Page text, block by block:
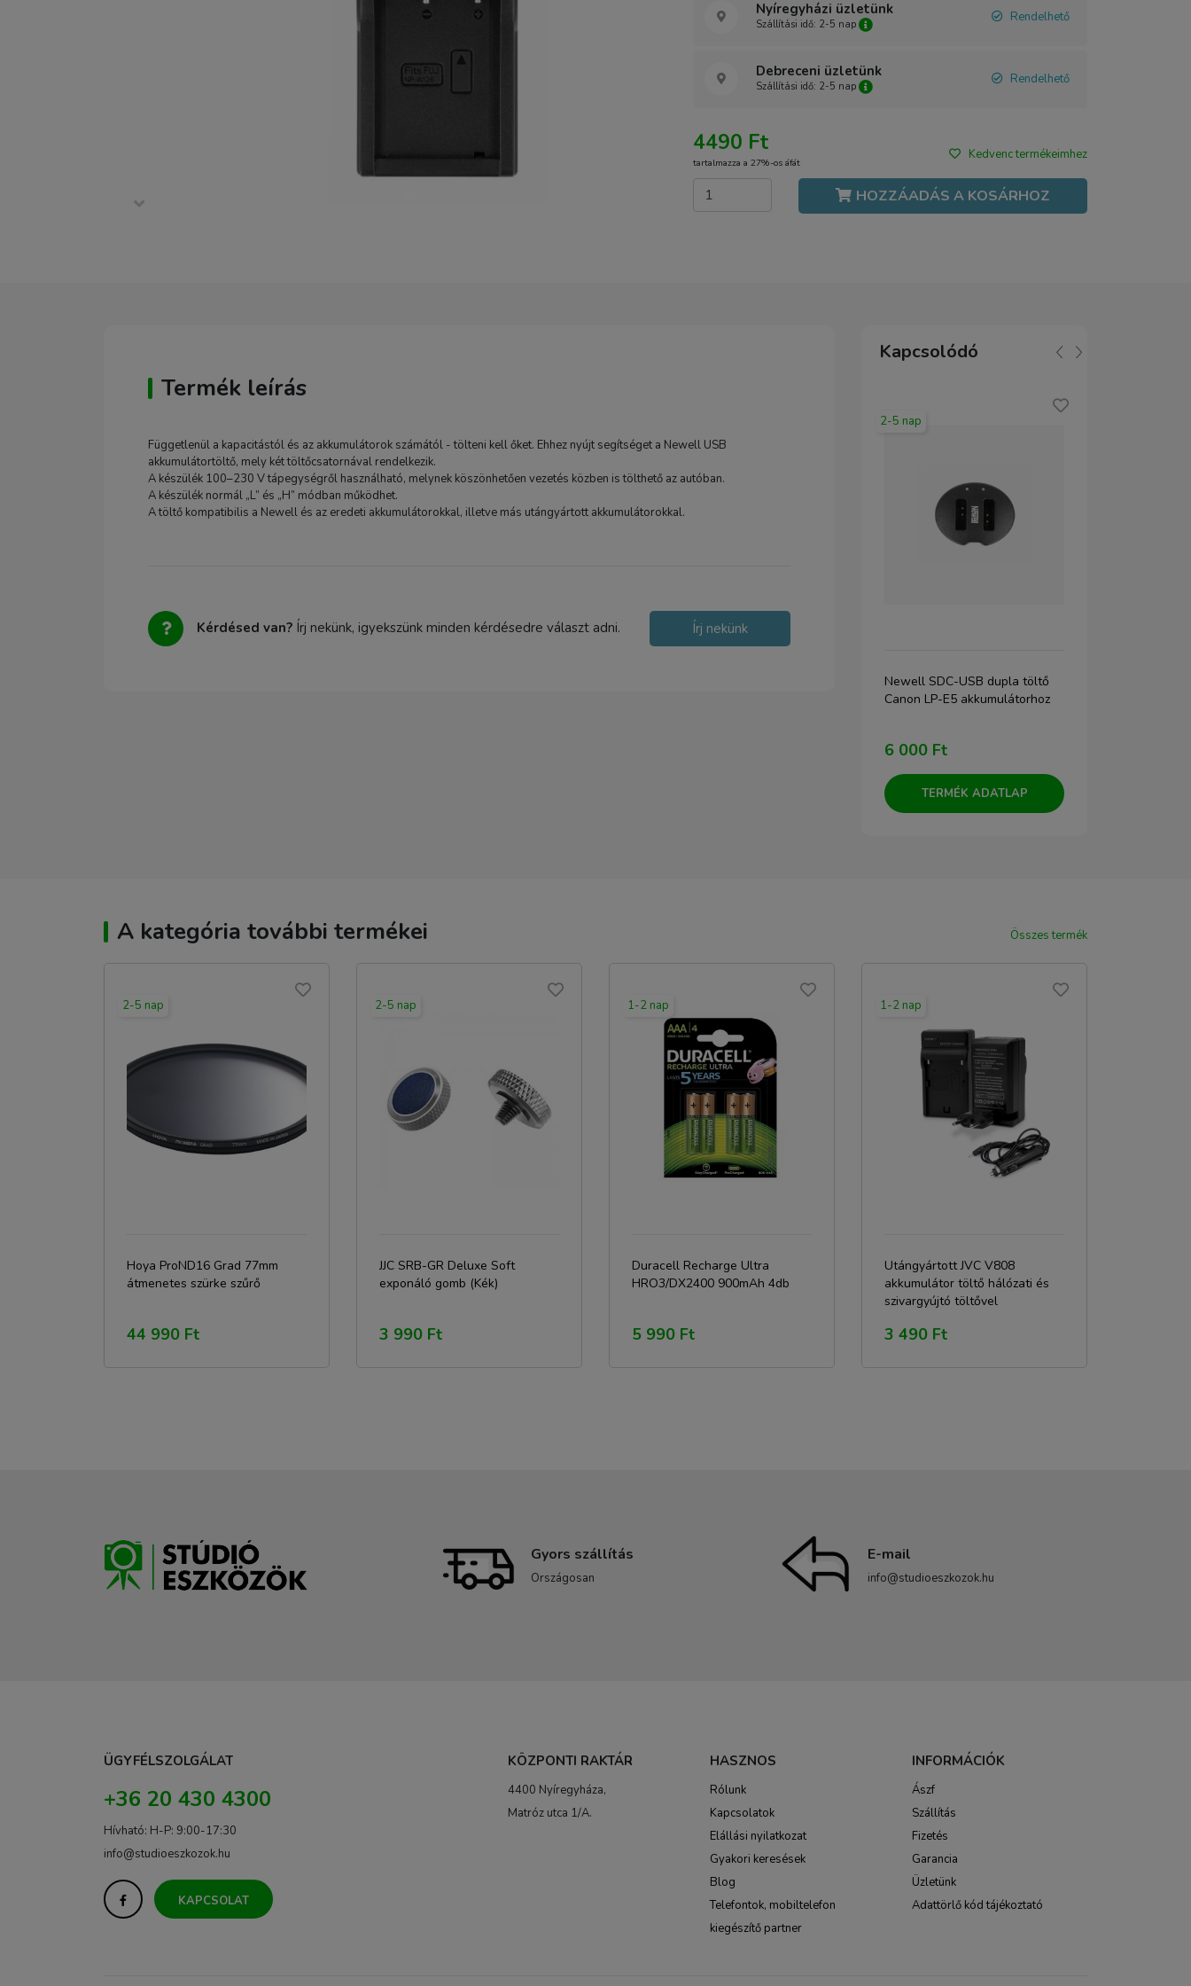
Nyíregyházi üzletünk
Szállítási idő: 2-5 nap Rendelhető
Debreceni üzletünk
Szállítási idő: 2-5 nap Rendelhető
4490 Ft
tartalmazza a 27%-os áfát
Kedvenc termékeimhez
HOZZÁADÁS A KOSÁRHOZ
Termék leírás
Függetlenül a kapacitástól és az akkumulátorok számától - tölteni kell őket. Ehhez nyújt segítséget a Newell USB
akkumulátortöltő, mely két töltőcsatornával rendelkezik.
A készülék 100–230 V tápegységről használható, melynek köszönhetően vezetés közben is tölthető az autóban.
A készülék normál „L” és „H” módban működhet.
A töltő kompatibilis a Newell és az eredeti akkumulátorokkal, illetve más utángyártott akkumulátorokkal.
Kérdésed van? Írj nekünk, igyekszünk minden kérdésedre választ adni. Írj nekünk
Kapcsolódó
2-5 nap
Newell SDC-USB dupla töltő
Canon LP-E5 akkumulátorhoz
6 000 Ft
TERMÉK ADATLAP
A kategória további termékei Összes termék
2-5 nap
Hoya ProND16 Grad 77mm
átmenetes szürke szűrő
44 990 Ft
2-5 nap
JJC SRB-GR Deluxe Soft
exponáló gomb (Kék)
3 990 Ft
1-2 nap
Duracell Recharge Ultra
HRO3/DX2400 900mAh 4db
5 990 Ft
1-2 nap
Utángyártott JVC V808
akkumulátor töltő hálózati és
szivargyújtó töltővel
3 490 Ft
Gyors szállítás
Országosan
E-mail
info@studioeszkozok.hu
ÜGYFÉLSZOLGÁLAT
+36 20 430 4300
Hívható: H-P: 9:00-17:30
info@studioeszkozok.hu
KAPCSOLAT
KÖZPONTI RAKTÁR
4400 Nyíregyháza,
Matróz utca 1/A.
HASZNOS
Rólunk
Kapcsolatok
Elállási nyilatkozat
Gyakori keresések
Blog
Telefontok, mobiltelefon
kiegészítő partner
INFORMÁCIÓK
Ászf
Szállítás
Fizetés
Garancia
Üzletünk
Adattörlő kód tájékoztató